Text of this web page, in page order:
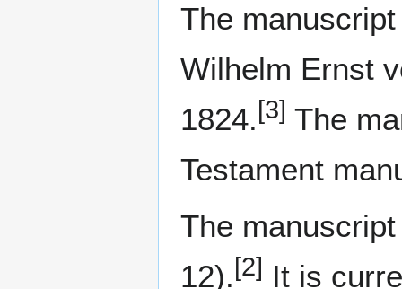
The
Wilhelm Ernst
1824. [3] The
Testament
The
12). [2] It is